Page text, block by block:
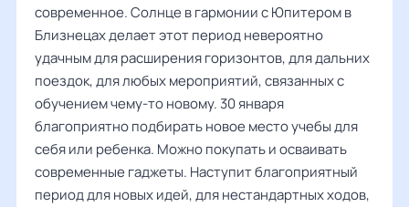
современное. Солнце в гармонии с Юпитером в
Близнецах делает этот период невероятно
удачным для расширения горизонтов, для дальних
поездок, для любых мероприятий, связанных с
обучением чему-то новому. 30 января
благоприятно подбирать новое место учебы для
себя или ребенка. Можно покупать и осваивать
современные гаджеты. Наступит благоприятный
период для новых идей, для нестандартных ходов,